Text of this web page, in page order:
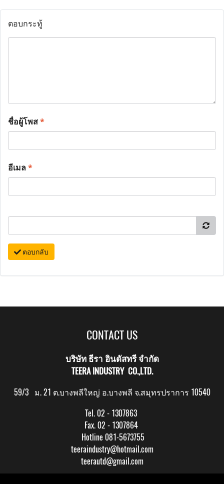
ตอบกระทู้
ชื่อผู้โพส*
อีเมล*
ตอบกลับ
CONTACT US
บริษัท ธีรา อินดัสทรี จำกัด
TEERA INDUSTRY CO.,LTD.
59/3 ม. 21 ต.บางพลีใหญ่ อ.บางพลี จ.สมุทรปราการ 10540
Tel. 02 - 1307863
Fax. 02 - 1307864
Hotline 081-5673755
teeraindustry@hotmail.com
teerautd@gmail.com